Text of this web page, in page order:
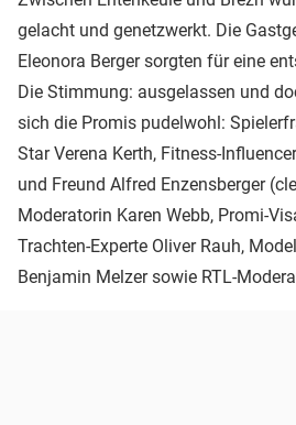
gelacht und genetzwerkt. Die
Eleonora Berger sorgten für eine
Die Stimmung: ausgelassen und
sich die Promis pudelwohl:
Star Verena Kerth, Fitness-
und Freund Alfred Enzensberger
Moderatorin Karen Webb, Promi-
Trachten-Experte Oliver Rauh,
Benjamin Melzer sowie RTL-